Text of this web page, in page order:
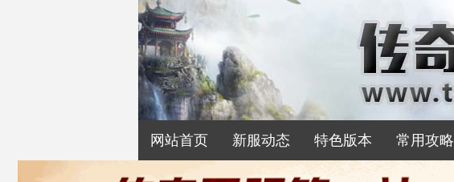
网站首页 新服动态 特色版本 常用攻略